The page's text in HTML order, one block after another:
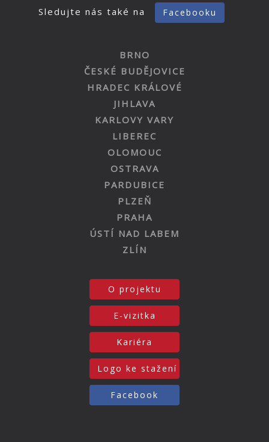
Sledujte nás také na Facebooku
BRNO
ČESKÉ BUDĚJOVICE
HRADEC KRÁLOVÉ
JIHLAVA
KARLOVY VARY
LIBEREC
OLOMOUC
OSTRAVA
PARDUBICE
PLZEŇ
PRAHA
ÚSTÍ NAD LABEM
ZLÍN
O projektu
E-vizitka
Kariéra
Logo ke stažení
Facebook